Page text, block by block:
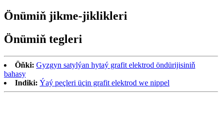
Önümiň jikme-jiklikleri
Önümiň tegleri
Öňki: Gyzgyn satylýan hytaý grafit elektrod öndürijisiniň
bahasy
Indiki: Ýaý peçleri üçin grafit elektrod we nippel